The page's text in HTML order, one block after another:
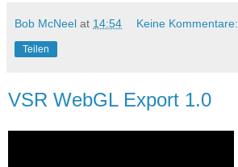
Bob McNeel at 14:54 Keine Kommentare:
Teilen
VSR WebGL Export 1.0